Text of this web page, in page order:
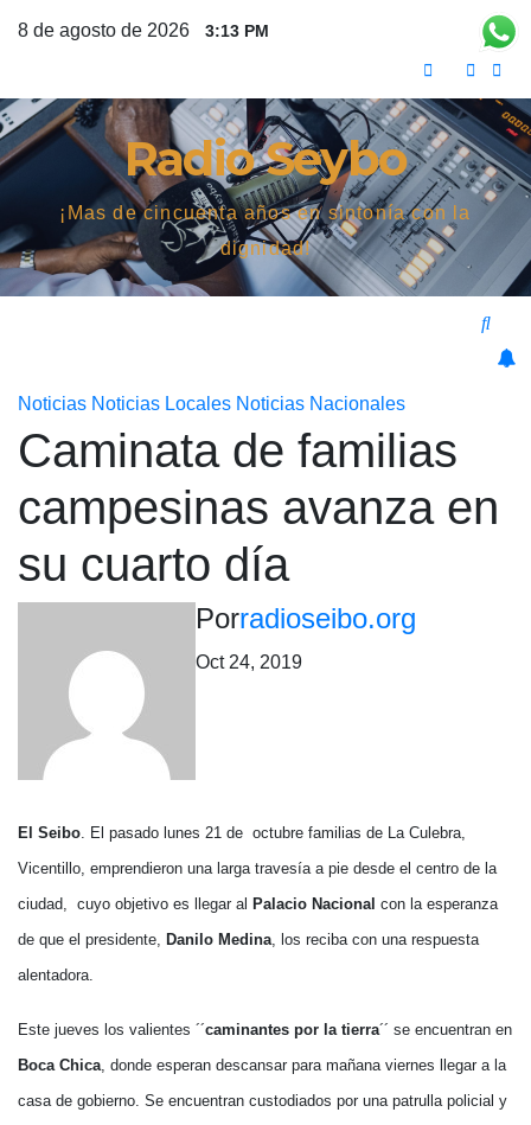
8 de agosto de 2026 3:13 PM
Radio Seybo
¡Mas de cincuenta años en sintonía con la
dignidad!
Noticias Noticias Locales Noticias Nacionales
Caminata de familias
campesinas avanza en
su cuarto día
Porradioseibo.org
Oct 24, 2019
El Seibo. El pasado lunes 21 de octubre familias de La Culebra,
Vicentillo, emprendieron una larga travesía a pie desde el centro de la
ciudad, cuyo objetivo es llegar al Palacio Nacional con la esperanza
de que el presidente, Danilo Medina, los reciba con una respuesta
alentadora.
Este jueves los valientes ´´caminantes por la tierra´´ se encuentran en
Boca Chica, donde esperan descansar para mañana viernes llegar a la
casa de gobierno. Se encuentran custodiados por una patrulla policial y